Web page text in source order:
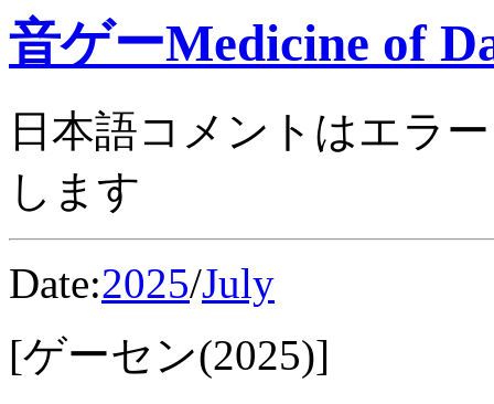
音ゲーMedicine of
日本語コメントはエラ
します
Date:2025/July
[ゲーセン(2025)]